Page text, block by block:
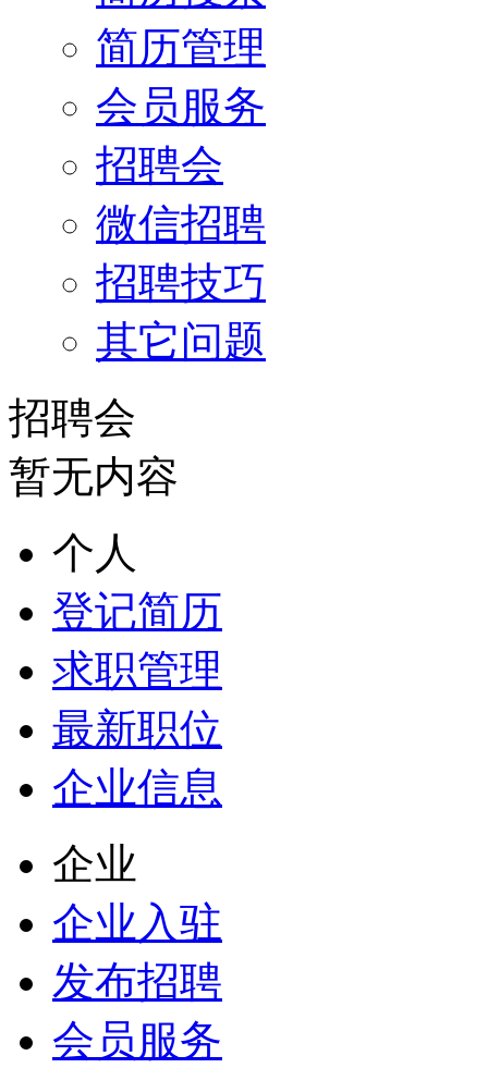
简历管理
会员服务
招聘会
微信招聘
招聘技巧
其它问题
招聘会
暂无内容
个人
登记简历
求职管理
最新职位
企业信息
企业
企业入驻
发布招聘
会员服务